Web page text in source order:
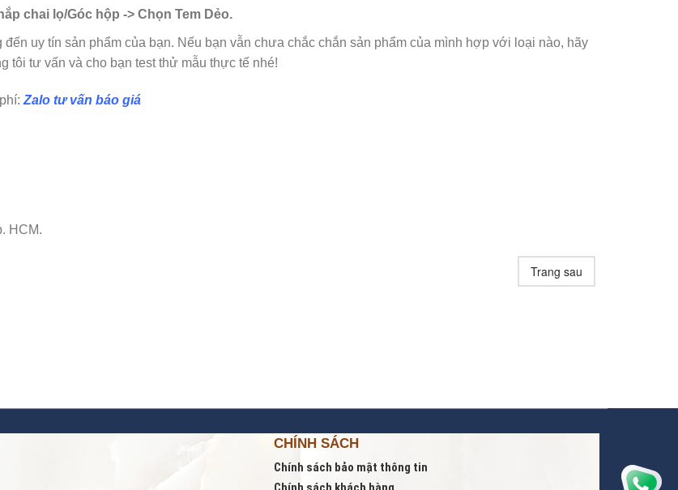
chai lọ/Góc hộp -> Chọn Tem Dẻo.
uy tín sản phẩm của bạn. Nếu bạn vẫn chưa chắc chắn sản phẩm của mình hợp với loại nào, hãy
tôi tư vấn và cho bạn test thử mẫu thực tế nhé!
Zalo tư vấn báo giá
HCM.
Trang sau
CHÍNH SÁCH
Chính sách bảo mật thông tin